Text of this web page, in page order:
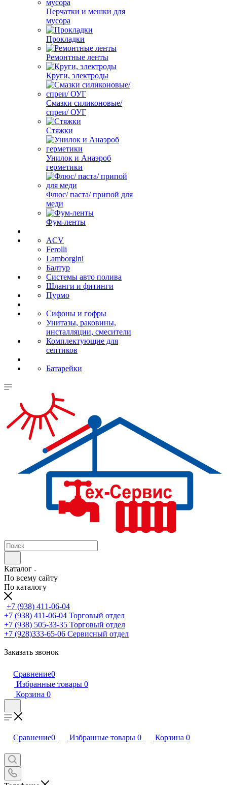
Перчатки и мешки для
мусора
Прокладки
Ремонтные ленты
Круги, электроды
Смазки силиконовые/
спреи/ ОУГ
Стяжки
Унилок и Анаэроб
герметики
Флюс/ паста/ припой для
меди
Фум-ленты
ACV
Ferolli
Lamborgini
Балтур
Системы авто полива
Шланги и фитинги
Пурмо
Сифоны и гофры
Унитазы, раковины,
инсталляции, смесители
Комплектующие для
септиков
Батарейки
Каталог
По всему сайту
По каталогу
+7 (938) 411-06-04
+7 (938) 411-06-04 Торговый отдел
+7 (938) 505-33-35 Торговый отдел
+7 (928)333-65-06 Сервисный отдел
Заказать звонок
Сравнение0
Избранные товары 0
Корзина 0
Сравнение0 Избранные товары 0 Корзина 0